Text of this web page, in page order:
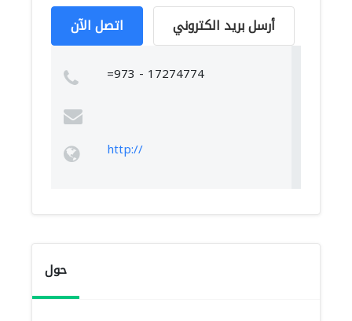
اتصل الآن أرسل بريد الكتروني
=973 - 17274774
http://
حول